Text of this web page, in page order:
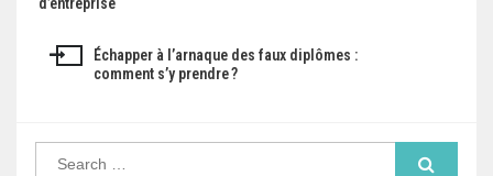
g
Échapper à l’arnaque des faux diplômes :
comment s’y prendre ?